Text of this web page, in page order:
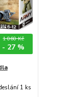
1 060 Kč
- 27 %
1 ks